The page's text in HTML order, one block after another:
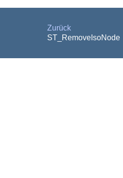
Zurück
ST_RemoveIsoNode